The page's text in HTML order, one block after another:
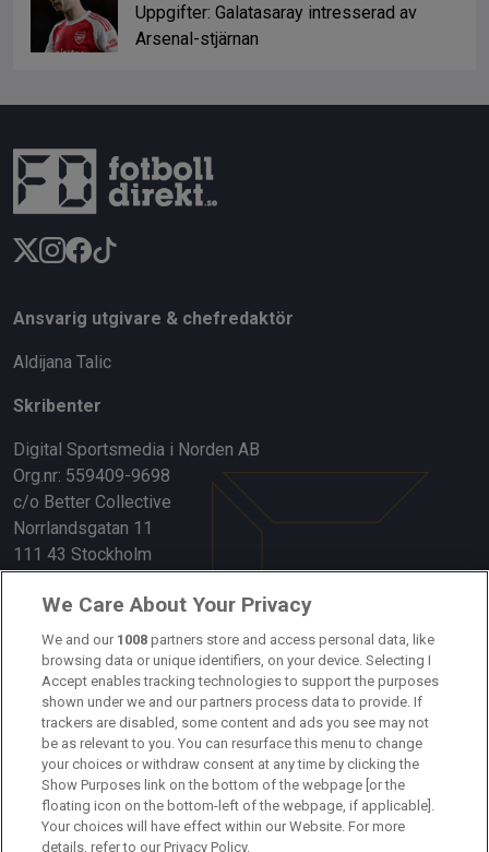
Uppgifter: Galatasaray intresserad av
Arsenal-stjärnan
Ansvarig utgivare & chefredaktör
Aldijana Talic
Skribenter
Digital Sportsmedia i Norden AB
Org.nr: 559409-9698
c/o Better Collective
Norrlandsgatan 11
111 43 Stockholm
Länkar
Om oss
Kontakta oss
Kundtjänst
Sponsor: Rekatochklart
Annonsera på Fotbolldirekt
We Care About Your Privacy
We and our 1008 partners store and access personal data, like
browsing data or unique identifiers, on your device. Selecting I
Accept enables tracking technologies to support the purposes
shown under we and our partners process data to provide. If
trackers are disabled, some content and ads you see may not
be as relevant to you. You can resurface this menu to change
your choices or withdraw consent at any time by clicking the
Show Purposes link on the bottom of the webpage [or the
floating icon on the bottom-left of the webpage, if applicable].
Your choices will have effect within our Website. For more
details, refer to our Privacy Policy.